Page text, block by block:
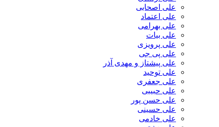
علی اصحابی
علی اعتماد
علی بهرامی
علی بیات
علی پرویزی
علی پی جی
علی پیشتاز و مهدی آذر
علی توحید
علی جعفری
علی حبیبی
علی حسن پور
علی حسینی
علی خادمی